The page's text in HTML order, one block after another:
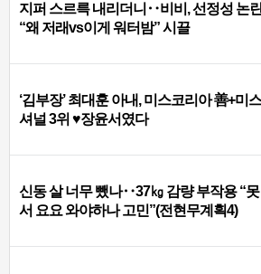
지퍼 스르륵 내리더니‥비비, 선정성 논
“왜 저래vs이게 워터밤” 시끌
‘김부장’ 최대훈 아내, 미스코리아 善+미
셔널 3위 ♥장윤서였다
신동 살 너무 뺐나‥37㎏ 감량 부작용 “
서 요요 와야하나 고민”(전현무계획4)